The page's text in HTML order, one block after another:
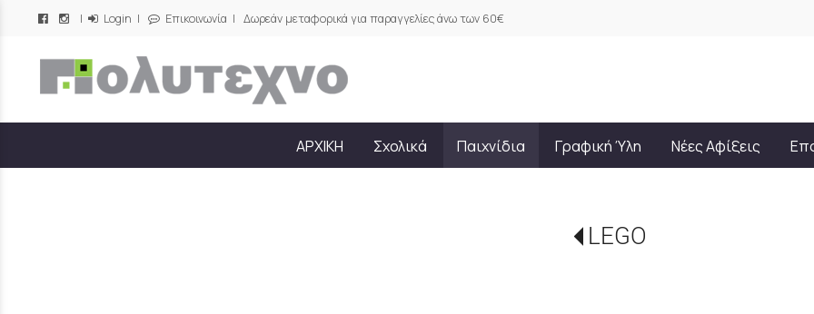
| Login | Επικοινωνία | Δωρεάν μεταφορικά για παραγγελίες άνω των 60€
/
ΑΡΧΙΚΗ Σχολικά Παιχνίδια Γραφική Ύλη Νέες Αφίξεις
LEGO